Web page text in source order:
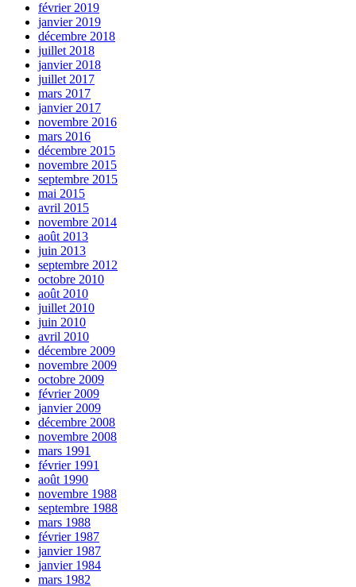
février 2019
janvier 2019
décembre 2018
juillet 2018
janvier 2018
juillet 2017
mars 2017
janvier 2017
novembre 2016
mars 2016
décembre 2015
novembre 2015
septembre 2015
mai 2015
avril 2015
novembre 2014
août 2013
juin 2013
septembre 2012
octobre 2010
août 2010
juillet 2010
juin 2010
avril 2010
décembre 2009
novembre 2009
octobre 2009
février 2009
janvier 2009
décembre 2008
novembre 2008
mars 1991
février 1991
août 1990
novembre 1988
septembre 1988
mars 1988
février 1987
janvier 1987
janvier 1984
mars 1982